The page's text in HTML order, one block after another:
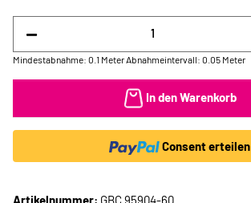
Mindestabnahme: 0.1 Meter Abnahmeintervall: 0.05 Meter
In den Warenkorb
Consent erteilen
Artikelnummer: GBC 95904-60